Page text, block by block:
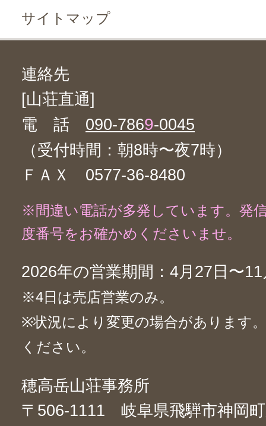
サイトマップ
連絡先
[山荘直通]
電 話 090-7869-0045
（受付時間：朝8時〜夜7時）
ＦＡＸ 0577-36-8480
※間違い電話が多発しています。発
度番号をお確かめくださいませ。
2026年の営業期間：4月27日〜
※4日は売店営業のみ。
※状況により変更の場合があります
ください。
穂高岳山荘事務所
〒506-1111 岐阜県飛騨市神岡